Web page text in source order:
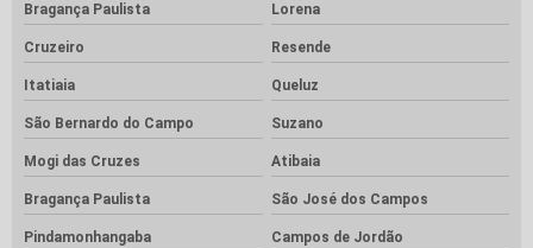
Bragança Paulista Lorena
Cruzeiro Resende
Itatiaia Queluz
São Bernardo do Campo Suzano
Mogi das Cruzes Atibaia
Bragança Paulista São José dos Campos
Pindamonhangaba Campos de Jordão